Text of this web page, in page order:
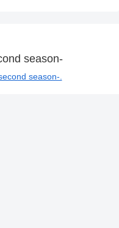
season-
season-.